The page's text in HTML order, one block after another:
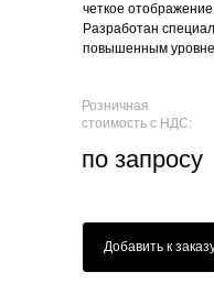
Добавить к
четкое
Разработан
повышенным
по запросу
Розничная
стоимость с НДС: